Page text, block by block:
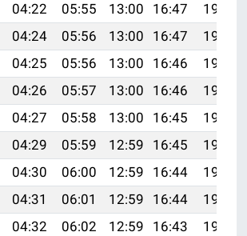
04:22 05:55 13:00 16:47
19:56
04:24 05:56 13:00 16:47
19:55
04:25 05:56 13:00 16:46
19:54
04:26 05:57 13:00 16:46
19:53
04:27 05:58 13:00 16:45
19:51
04:29 05:59 12:59 16:45
19:50
04:30 06:00 12:59 16:44
19:49
04:31 06:01 12:59 16:44
19:47
04:32 06:02 12:59 16:43
19:46